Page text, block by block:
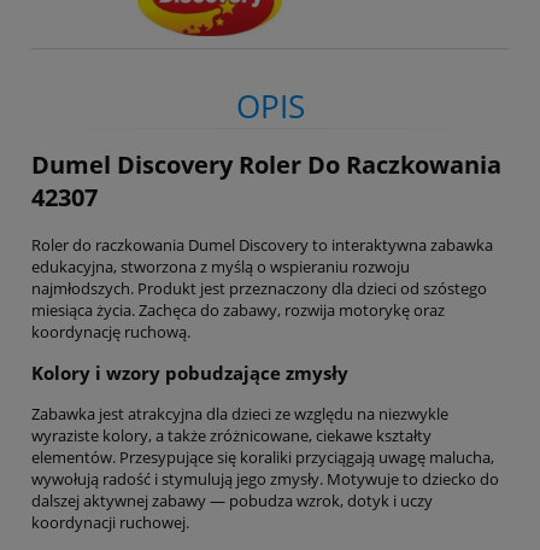
OPIS
Dumel Discovery Roler Do Raczkowania
42307
Roler do raczkowania Dumel Discovery to interaktywna zabawka
edukacyjna, stworzona z myślą o wspieraniu rozwoju
najmłodszych. Produkt jest przeznaczony dla dzieci od szóstego
miesiąca życia. Zachęca do zabawy, rozwija motorykę oraz
koordynację ruchową.
Kolory i wzory pobudzające zmysły
Zabawka jest atrakcyjna dla dzieci ze względu na niezwykle
wyraziste kolory, a także zróżnicowane, ciekawe kształty
elementów. Przesypujące się koraliki przyciągają uwagę malucha,
wywołują radość i stymulują jego zmysły. Motywuje to dziecko do
dalszej aktywnej zabawy — pobudza wzrok, dotyk i uczy
koordynacji ruchowej.